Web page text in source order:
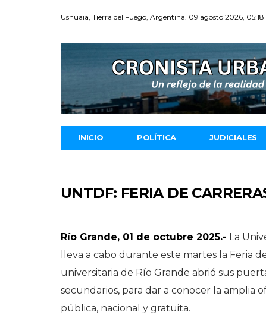
Ushuaia, Tierra del Fuego, Argentina. 09 agosto 2026, 05:18
INICIO POLÍTICA JUDICIALES
UNTDF: FERIA DE
Río Grande, 01 de octubre 2025.- La
lleva a cabo durante este martes la Feria
universitaria de Río Grande abrió sus
secundarios, para dar a conocer la amplia
pública, nacional y gratuita.